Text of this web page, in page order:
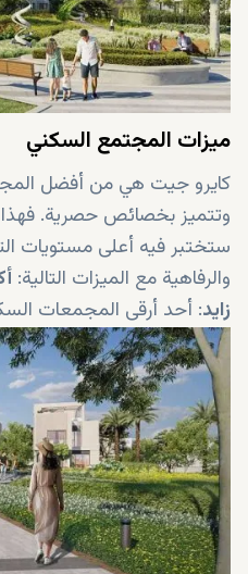
ميزات المجتمع السكني
كايرو جيت هي من أفضل
وتتميز بخصائص حصرية.
ستختبر فيه أعلى مستويات
والرفاهية مع الميزات التالية:
زايد: أحد أرقى المجمعات